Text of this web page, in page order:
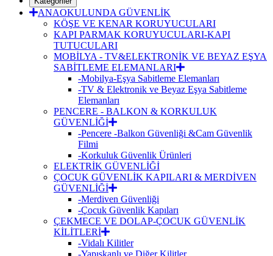
ANAOKULUNDA GÜVENLİK
KÖŞE VE KENAR KORUYUCULARI
KAPI PARMAK KORUYUCULARI-KAPI
TUTUCULARI
MOBİLYA - TV&ELEKTRONİK VE BEYAZ EŞYA
SABİTLEME ELEMANLARI
-Mobilya-Eşya Sabitleme Elemanları
-TV & Elektronik ve Beyaz Eşya Sabitleme
Elemanları
PENCERE - BALKON & KORKULUK
GÜVENLİĞİ
-Pencere -Balkon Güvenliği &Cam Güvenlik
Filmi
-Korkuluk Güvenlik Ürünleri
ELEKTRİK GÜVENLİĞİ
ÇOCUK GÜVENLİK KAPILARI & MERDİVEN
GÜVENLİĞİ
-Merdiven Güvenliği
-Çocuk Güvenlik Kapıları
ÇEKMECE VE DOLAP-ÇOCUK GÜVENLİK
KİLİTLERİ
-Vidalı Kilitler
-Yapışkanlı ve Diğer Kilitler